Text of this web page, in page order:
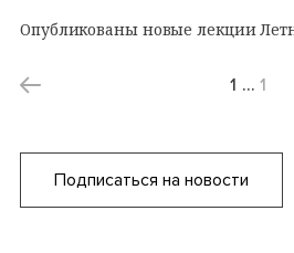
Опубликованы новые лекции
1 … 1
Подписаться на новости